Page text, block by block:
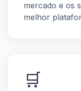
mercado e os
melhor
🛒